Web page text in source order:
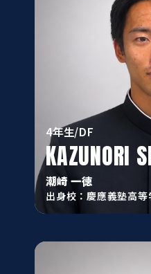
4年生/DF
KAZUNORI
潮崎 一徳
出身校：慶應義塾高等